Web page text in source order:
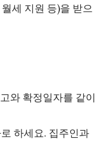
세 지원 등)을 받으
와 확정일자를 같이
하세요. 집주인과